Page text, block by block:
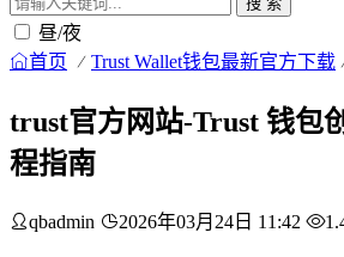
昼/夜
首页 Trust Wallet钱包最新官方下载
trust官方网站-Trust 钱包
程指南
qbadmin 2026年03月24日 11:42